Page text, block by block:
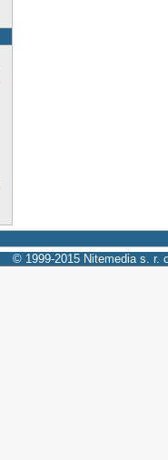
© 1999-2015 Nitemedia s. r.